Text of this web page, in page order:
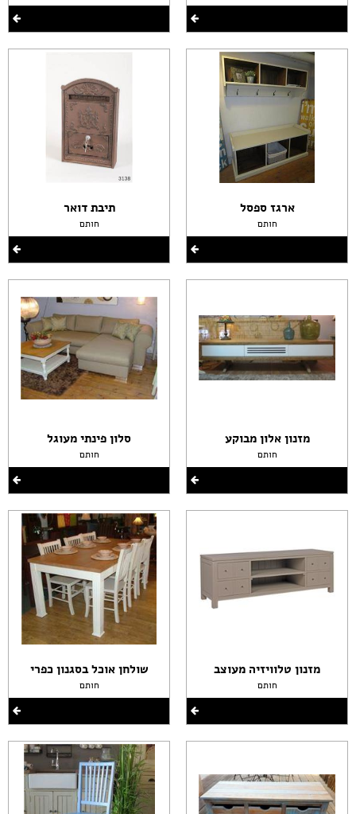
ארגז ספסל
חותם
מזנון אלון מבוקע
חותם
מזנון טלוויזיה מעוצב
חותם
תיבת דואר
חותם
סלון פינתי מעוגל
חותם
שולחן אוכל בסגנון כפרי
חותם